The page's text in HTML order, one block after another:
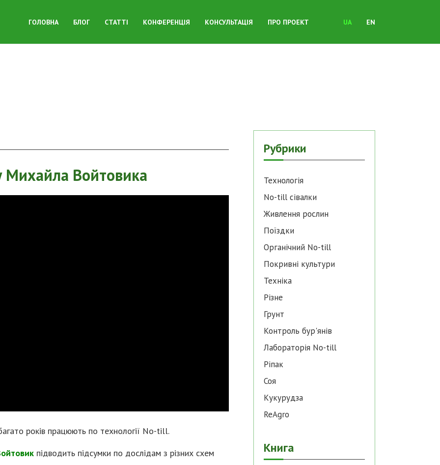
ГОЛОВНА БЛОГ СТАТТІ КОНФЕРЕНЦІЯ КОНСУЛЬТАЦІЯ ПРО ПРОЕКТ UA EN
Михайла Войтовика
років працюють по технології No-till.
підводить підсумки по дослідам з різних схем
Рубрики
Технологія
No-till cівалки
Живлення рослин
Поїздки
Органічний No-till
Покривні культури
Техніка
Різне
Грунт
Контроль бур'янів
Лабораторія No-till
Ріпак
Соя
Кукурудза
ReAgro
Книга